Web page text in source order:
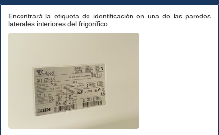
Encontrará la etiqueta de identificación en una de las paredes
laterales interiores del frigorífico